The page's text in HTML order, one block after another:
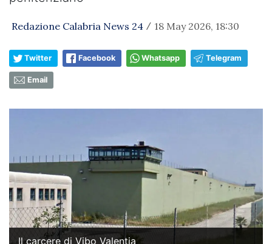
Redazione Calabria News 24 / 18 May 2026, 18:30
Twitter Facebook Whatsapp Telegram
Email
Il carcere di Vibo Valentia